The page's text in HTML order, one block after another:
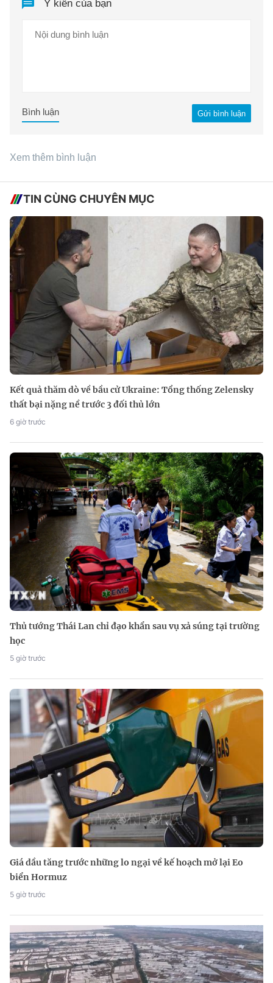
Ý kiến của bạn
Gửi bình luận
Bình luận
Xem thêm bình luận
TIN CÙNG CHUYÊN MỤC
Kết quả thăm dò về bầu cử Ukraine: Tổng thống Zelensky
thất bại nặng nề trước 3 đối thủ lớn
6 giờ trước
Thủ tướng Thái Lan chỉ đạo khẩn sau vụ xả súng tại trường
học
5 giờ trước
Giá dầu tăng trước những lo ngại về kế hoạch mở lại Eo
biển Hormuz
5 giờ trước